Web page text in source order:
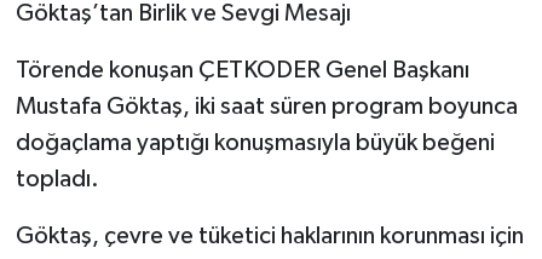
Göktaş’tan Birlik ve Sevgi Mesajı
Törende konuşan ÇETKODER Genel Başkanı
Mustafa Göktaş, iki saat süren program boyunca
doğaçlama yaptığı konuşmasıyla büyük beğeni
topladı.
Göktaş, çevre ve tüketici haklarının korunması için